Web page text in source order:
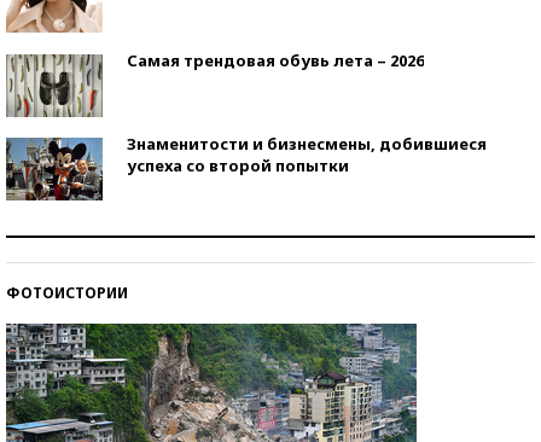
Самая трендовая обувь лета – 2026
Знаменитости и бизнесмены, добившиеся
успеха со второй попытки
ФОТОИСТОРИИ